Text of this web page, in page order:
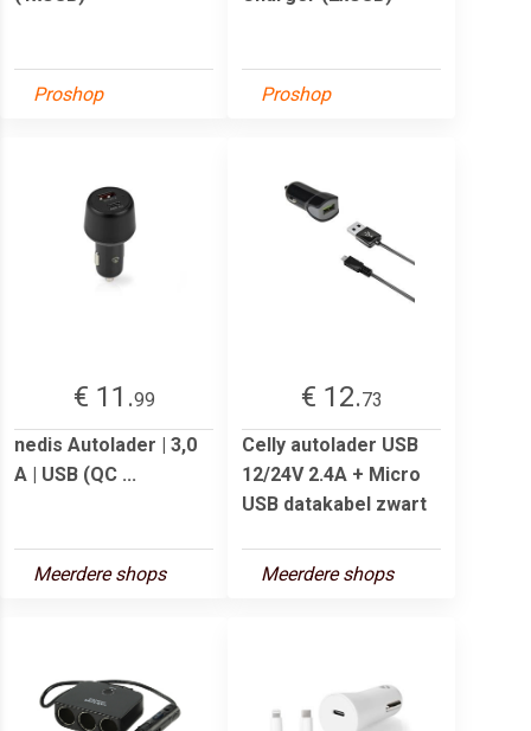
Proshop Proshop
€ 11.99
nedis Autolader | 3,0
A | USB (QC ...
Meerdere shops
€ 12.73
Celly autolader USB
12/24V 2.4A + Micro
USB datakabel zwart
Meerdere shops